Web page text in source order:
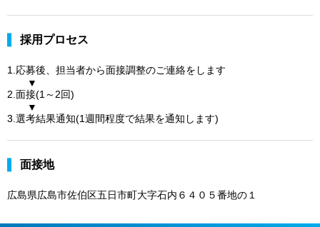
採用プロセス
1.応募後、担当者から面接調整のご連絡をします
▼
2.面接(1～2回)
▼
3.選考結果通知(1週間程度で結果を通知します)
面接地
広島県広島市佐伯区五日市町大字石内６４０５番地の１